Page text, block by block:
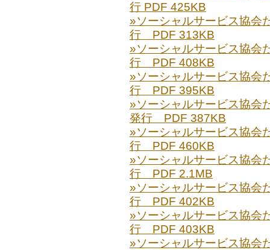
行 PDF 425KB
»ソーシャルサービス協
行 PDF 313KB
»ソーシャルサービス協
行 PDF 408KB
»ソーシャルサービス協
行 PDF 395KB
»ソーシャルサービス協
発行 PDF 387KB
»ソーシャルサービス協
行 PDF 460KB
»ソーシャルサービス協
行 PDF 2.1MB
»ソーシャルサービス協
行 PDF 402KB
»ソーシャルサービス協
行 PDF 403KB
»ソーシャルサービス協